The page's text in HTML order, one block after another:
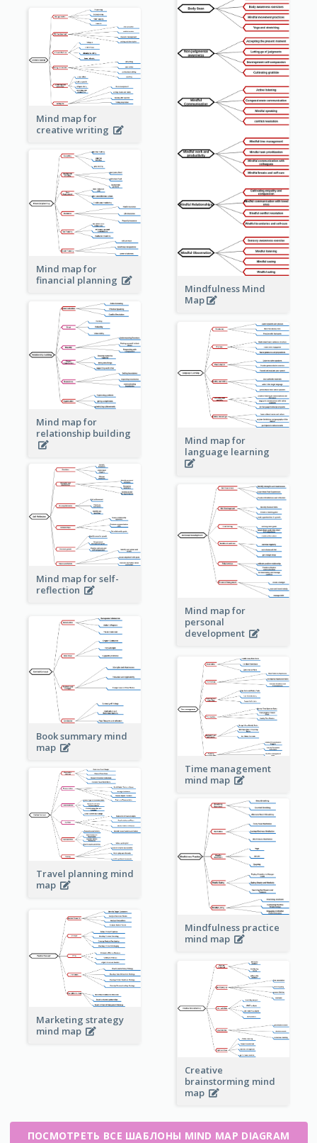
Mindfulness Mind
Map
Mind map for
creative writing
Mind map for
financial planning
Mind map for
relationship building
Mind map for
language learning
Mind map for self-
reflection
Mind map for
personal
development
Book summary mind
map
Time management
mind map
Travel planning mind
map
Mindfulness practice
mind map
Marketing strategy
mind map
Creative
brainstorming mind
map
ПОСМОТРЕТЬ ВСЕ ШАБЛОНЫ MIND MAP DIAGRAM